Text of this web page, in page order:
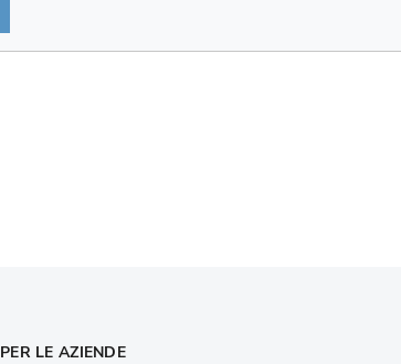
PER LE AZIENDE